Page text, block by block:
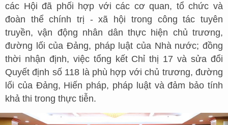
các Hội đã phối hợp với các cơ quan, tổ chức và
đoàn thể chính trị - xã hội trong công tác tuyên
truyền, vận động nhân dân thực hiện chủ trương,
đường lối của Đảng, pháp luật của Nhà nước; đồng
thời nhận định, việc tổng kết Chỉ thị 17 và sửa đổi
Quyết định số 118 là phù hợp với chủ trương, đường
lối của Đảng, Hiến pháp, pháp luật và đảm bảo tính
khả thi trong thực tiễn.